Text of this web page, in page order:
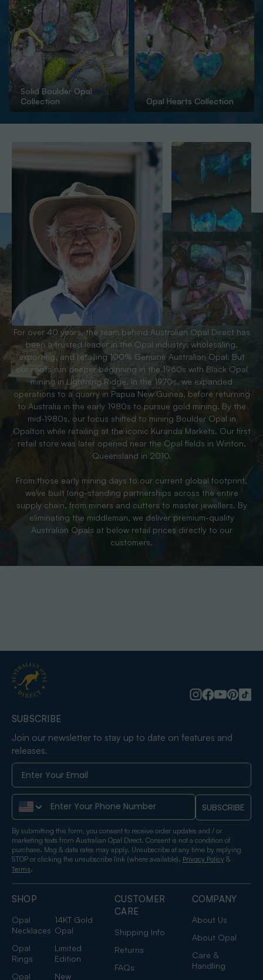
Solid Boulder Opal
Collection
Opal Hearts Collection
For over 40 years, the team behind Australian Opal Direct has
been a trusted leader in the Opal industry; wholesaling,
exporting, and retailing 100% Genuine Australian Opal. But
our roots run deeper beginning in the 1960s with Black Opal
mining in Lightning Ridge. In the 1970s, we expanded
operations to a quarry in Papua New Guinea, before returning
to Australia in the early 1980s to pursue gold mining. By the
mid-1980s, our focus shifted to mining Boulder Opal in
Opalton while retailing at the iconic Kuranda Markets. Our first
retail store was later opened near the Opal fields in Winton,
Queensland in 2010.
From those early mining days to our current global footprint,
we’ve built long-standing partnerships across the entire
supply chain, from miners and cutters to master jewellers. By
eliminating the middleman, we deliver premium-quality
Australian Opals at below retail prices directly to our
customers.
SHOP
Opal
Necklaces
14KT Gold
Opal
Opal
Rings
Limited
Edition
Opal
New
CUSTOMER
CARE
Shipping Info
Returns
FAQs
COMPANY
About Us
About Opal
Care &
Handling
SUBSCRIBE
Join our newsletter to stay up to date on features and
releases.
Phone Number SUBSCRIBE
By submitting this form, you consent to receive order updates and / or
marketing texts from Australian Opal Direct. Consent is not a condition of
purchase. Msg & data rates may apply. Unsubscribe at any time by replying
STOP or clicking the unsubscribe link (where available). Privacy Policy &
Terms.